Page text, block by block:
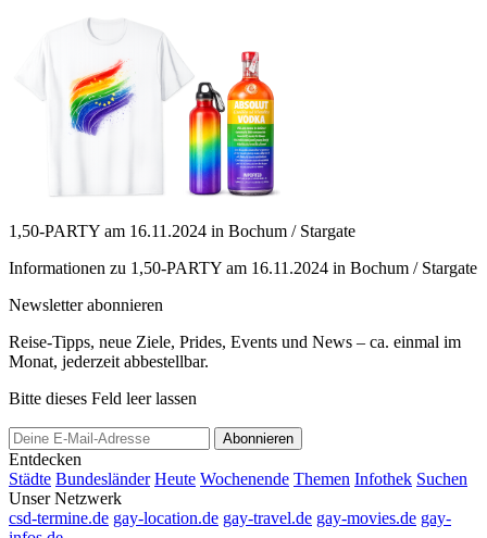
1,50-PARTY am 16.11.2024 in Bochum / Stargate
Informationen zu 1,50-PARTY am 16.11.2024 in Bochum / Stargate
Newsletter abonnieren
Reise-Tipps, neue Ziele, Prides, Events und News – ca. einmal im
Monat, jederzeit abbestellbar.
Bitte dieses Feld leer lassen
Abonnieren
Entdecken
Städte Bundesländer Heute Wochenende Themen Infothek Suchen
Unser Netzwerk
csd-termine.de gay-location.de gay-travel.de gay-movies.de gay-